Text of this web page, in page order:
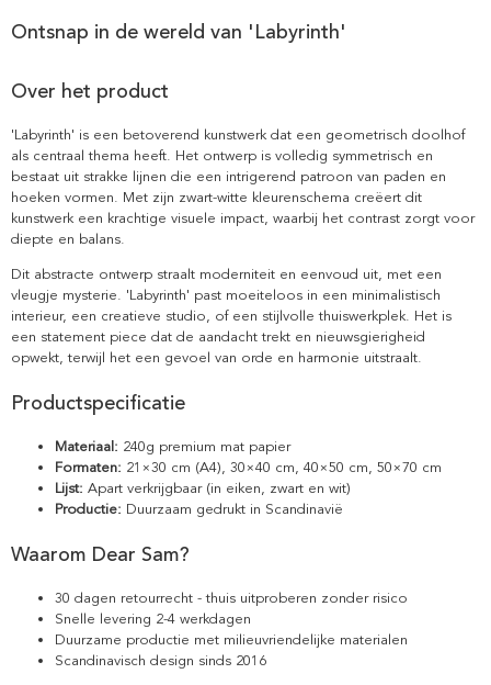
Ontsnap in de wereld van 'Labyrinth'
Over het product
'Labyrinth' is een betoverend kunstwerk dat een geometrisch doolhof
als centraal thema heeft. Het ontwerp is volledig symmetrisch en
bestaat uit strakke lijnen die een intrigerend patroon van paden en
hoeken vormen. Met zijn zwart-witte kleurenschema creëert dit
kunstwerk een krachtige visuele impact, waarbij het contrast zorgt voor
diepte en balans.
Dit abstracte ontwerp straalt moderniteit en eenvoud uit, met een
vleugje mysterie. 'Labyrinth' past moeiteloos in een minimalistisch
interieur, een creatieve studio, of een stijlvolle thuiswerkplek. Het is
een statement piece dat de aandacht trekt en nieuwsgierigheid
opwekt, terwijl het een gevoel van orde en harmonie uitstraalt.
Productspecificatie
Materiaal: 240g premium mat papier
Formaten: 21×30 cm (A4), 30×40 cm, 40×50 cm, 50×70 cm
Lijst: Apart verkrijgbaar (in eiken, zwart en wit)
Productie: Duurzaam gedrukt in Scandinavië
Waarom Dear Sam?
30 dagen retourrecht - thuis uitproberen zonder risico
Snelle levering 2-4 werkdagen
Duurzame productie met milieuvriendelijke materialen
Scandinavisch design sinds 2016